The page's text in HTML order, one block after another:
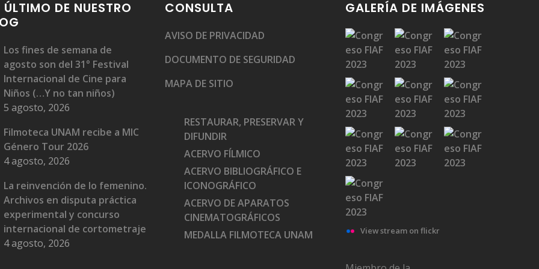
ÚLTIMO DE NUESTRO
Los fines de semana de
agosto son del 31° Festival
Internacional de Cine para
Niños (…Y no tan niños)
5 agosto, 2026
Filmoteca UNAM recibe a MIC
Género Tour 2026
4 agosto, 2026
La reinvención de lo femenino.
Archivos en disputa práctica
experimental y concurso
internacional de cortometraje
4 agosto, 2026
CONSULTA
AVISO DE PRIVACIDAD
DOCUMENTO DE SEGURIDAD
MAPA DE SITIO
RESTAURAR, PRESERVAR Y
DIFUNDIR
ACERVO FÍLMICO
ACERVO BIBLIOGRÁFICO E
ICONOGRÁFICO
ACERVO DE APARATOS
CINEMATOGRÁFICOS
MEDALLA FILMOTECA UNAM
GALERÍA DE IMÁGENES
View stream on flickr